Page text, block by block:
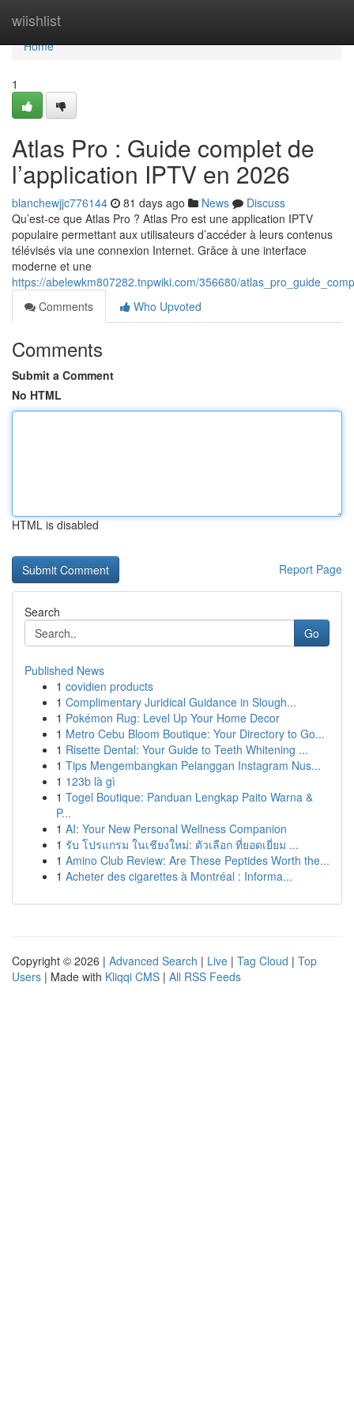
wiishlist
Home
Home
1
Atlas Pro : Guide complet de
l’application IPTV en 2026
blanchewjjc776144 81 days ago News
Discuss
Qu’est-ce que Atlas Pro ? Atlas Pro est une application IPTV
populaire permettant aux utilisateurs d’accéder à leurs contenus
télévisés via une connexion Internet. Grâce à une interface
moderne et une
https://abelewkm807282.tnpwiki.com/356680/
Comments
Who Upvoted
Comments
Submit a Comment
No HTML
HTML is disabled
Report Page
Search
Go
Published News
1 covidien products
1 Complimentary Juridical Guidance in Slough...
1 Pokémon Rug: Level Up Your Home Decor
1 Metro Cebu Bloom Boutique: Your Directory to Go...
1 Risette Dental: Your Guide to Teeth Whitening ...
1 Tips Mengembangkan Pelanggan Instagram Nus...
1 123b là gì
1 Togel Boutique: Panduan Lengkap Paito Warna &
P...
1 AI: Your New Personal Wellness Companion
1 รับ โปรแกรม ในเชียงใหม่: ตัวเลือก ที่ยอดเยี่ยม ...
1 Amino Club Review: Are These Peptides Worth the...
1 Acheter des cigarettes à Montréal : Informa...
Copyright © 2026 | Advanced Search | Live | Tag Cloud | Top
Users | Made with Kliqqi CMS | All RSS Feeds